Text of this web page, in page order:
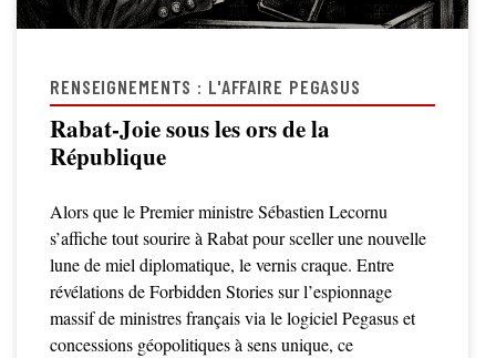
RENSEIGNEMENTS : L'AFFAIRE PEGASUS
Rabat-Joie sous les ors de la
République
Alors que le Premier ministre Sébastien Lecornu
s’affiche tout sourire à Rabat pour sceller une nouvelle
lune de miel diplomatique, le vernis craque. Entre
révélations de Forbidden Stories sur l’espionnage
massif de ministres français via le logiciel Pegasus et
concessions géopolitiques à sens unique, ce